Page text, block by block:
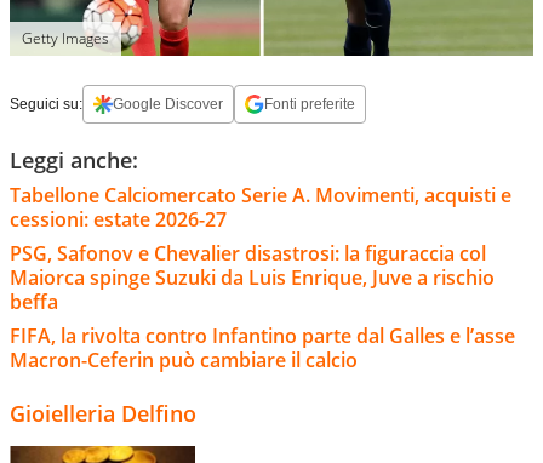
Getty Images
Seguici su: Google Discover Fonti preferite
Leggi anche:
Tabellone Calciomercato Serie A. Movimenti, acquisti e
cessioni: estate 2026-27
PSG, Safonov e Chevalier disastrosi: la figuraccia col
Maiorca spinge Suzuki da Luis Enrique, Juve a rischio
beffa
FIFA, la rivolta contro Infantino parte dal Galles e l’asse
Macron-Ceferin può cambiare il calcio
Gioielleria Delfino